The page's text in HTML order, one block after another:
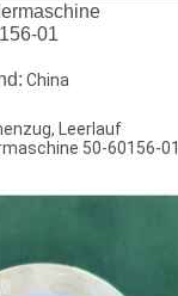
01
China
Leerlauf
50-60156-01